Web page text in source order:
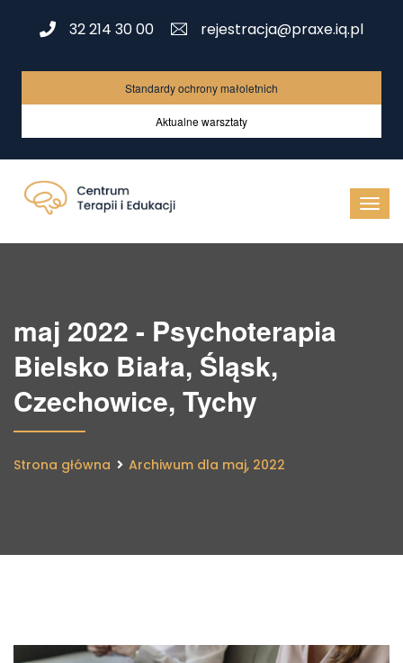
32 214 30 00 rejestracja@praxe.iq.pl
Standardy ochrony małoletnich
Aktualne warsztaty
maj 2022 - Psychoterapia
Bielsko Biała, Śląsk,
Czechowice, Tychy
Strona główna Archiwum dla maj, 2022